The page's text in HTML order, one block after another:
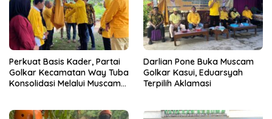
Perkuat Basis Kader, Partai
Golkar Kecamatan Way Tuba
Konsolidasi Melalui Muscam
Darlian Pone Buka Muscam
Golkar Kasui, Eduarsyah
Terpilih Aklamasi